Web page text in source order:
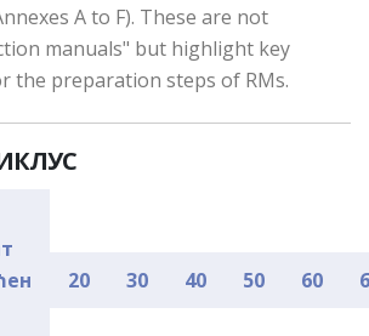
A to F). These are not
manuals" but highlight key
the preparation steps of RMs.
20 30 40 50 60